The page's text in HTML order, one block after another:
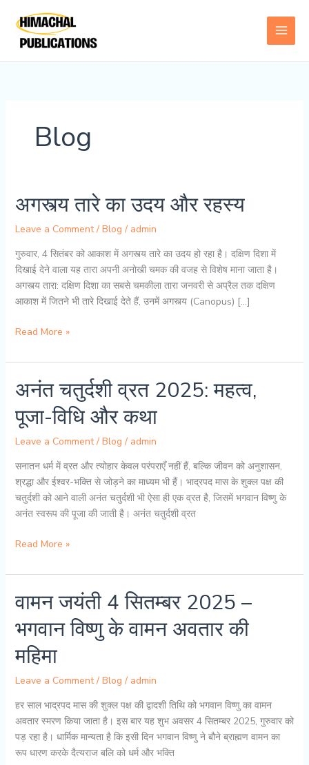
content
Blog
अगस्त्य तारे का उदय और रहस्य
Leave a Comment / Blog / admin
गुरुवार, 4 सितंबर को आकाश में अगस्त्य तारे का उदय हो रहा है। दक्षिण दिशा में
दिखाई देने वाला यह तारा अपनी अनोखी चमक की वजह से विशेष माना जाता है।
अगस्त्य तारा: दक्षिण दिशा का सबसे चमकीला तारा जनवरी से अप्रैल तक दक्षिण
आकाश में जितने भी तारे दिखाई देते हैं, उनमें अगस्त्य (Canopus) […]
अगस्त्य
का
और
रहस्य
Read More »
अनंत चतुर्दशी व्रत 2025: महत्व,
पूजा-विधि और कथा
Leave a Comment / Blog / admin
सनातन धर्म में व्रत और त्योहार केवल परंपराएँ नहीं हैं, बल्कि जीवन को अनुशासन,
श्रद्धा और ईश्वर-भक्ति से जोड़ने का माध्यम भी हैं। भाद्रपद मास के शुक्ल पक्ष की
चतुर्दशी को आने वाली अनंत चतुर्दशी भी ऐसा ही एक व्रत है, जिसमें भगवान विष्णु के
अनंत स्वरूप की पूजा की जाती है। अनंत चतुर्दशी व्रत
अनंत
व्रत
महत्व,
पूजा-
विधि
और
Read More »
वामन जयंती 4 सितम्बर 2025 –
भगवान विष्णु के वामन अवतार की
महिमा
Leave a Comment / Blog / admin
हर साल भाद्रपद मास की शुक्ल पक्ष की द्वादशी तिथि को भगवान विष्णु का वामन
अवतार स्मरण किया जाता है। इस बार यह शुभ अवसर 4 सितम्बर 2025, गुरुवार को
पड़ रहा है। धार्मिक मान्यता है कि इसी दिन भगवान विष्णु ने बौने ब्राह्मण वामन का
रूप धारण करके दैत्यराज बलि को धर्म और भक्ति